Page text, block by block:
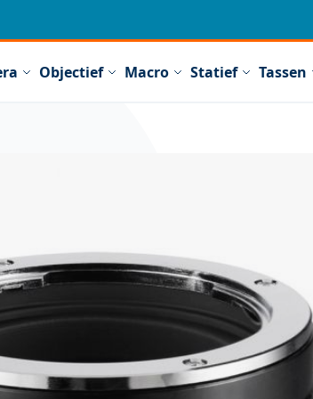
Objectief Macro Statief Tassen